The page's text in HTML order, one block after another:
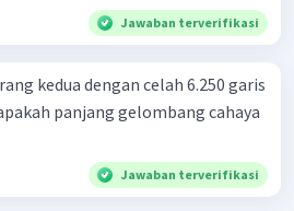
Jawaban terverifikasi
kedua dengan celah 6.250 garis
panjang gelombang cahaya
Jawaban terverifikasi